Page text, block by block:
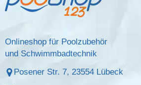
Onlineshop für Poolzubehör
und Schwimmbadtechnik
Posener Str. 7, 23554 Lübeck